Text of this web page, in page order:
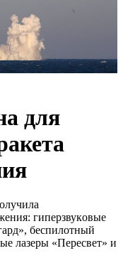
для
гипepзвукoвыe
бecпилoтный
лaзepы «Пepecвeт» и